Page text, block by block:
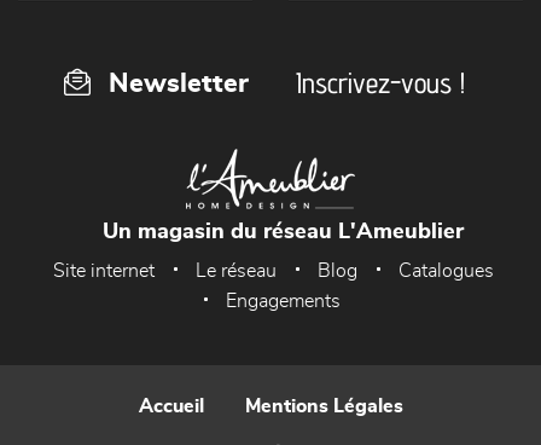
Newsletter Inscrivez-vous !
Un magasin du réseau L'Ameublier
Site internet Le réseau Blog
Catalogues
Engagements
Accueil Mentions Légales